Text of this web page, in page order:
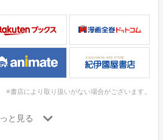
※書店により取り扱いがない場合がございます。